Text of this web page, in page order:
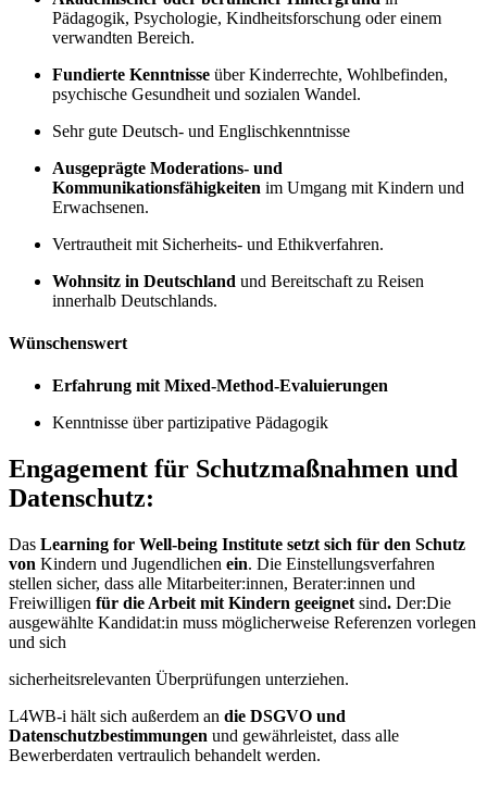
Pädagogik, Psychologie, Kindheitsforschung oder einem
verwandten Bereich.
Fundierte Kenntnisse über Kinderrechte, Wohlbefinden,
psychische Gesundheit und sozialen Wandel.
Sehr gute Deutsch- und Englischkenntnisse
Ausgeprägte Moderations- und
Kommunikationsfähigkeiten im Umgang mit Kindern und
Erwachsenen.
Vertrautheit mit Sicherheits- und Ethikverfahren.
Wohnsitz in Deutschland und Bereitschaft zu Reisen
innerhalb Deutschlands.
Wünschenswert
Erfahrung mit Mixed-Method-Evaluierungen
Kenntnisse über partizipative Pädagogik
Engagement für Schutzmaßnahmen und
Datenschutz:
Das Learning for Well-being Institute setzt sich für den Schutz
von Kindern und Jugendlichen ein. Die Einstellungsverfahren
stellen sicher, dass alle Mitarbeiter:innen, Berater:innen und
Freiwilligen für die Arbeit mit Kindern geeignet sind. Der:Die
ausgewählte Kandidat:in muss möglicherweise Referenzen vorlegen
und sich
sicherheitsrelevanten Überprüfungen unterziehen.
L4WB-i hält sich außerdem an die DSGVO und
Datenschutzbestimmungen und gewährleistet, dass alle
Bewerberdaten vertraulich behandelt werden.